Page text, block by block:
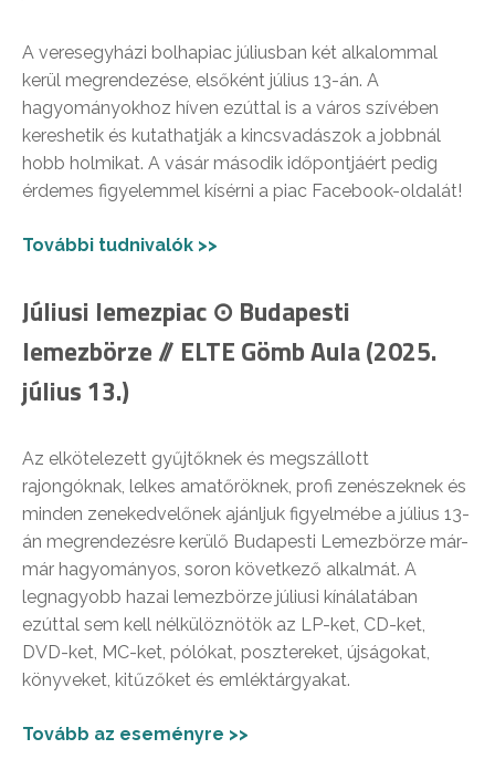
A veresegyházi bolhapiac júliusban két alkalommal
kerül megrendezése, elsőként július 13-án. A
hagyományokhoz híven ezúttal is a város szívében
kereshetik és kutathatják a kincsvadászok a jobbnál
hobb holmikat. A vásár második időpontjáért pedig
érdemes figyelemmel kísérni a piac Facebook-oldalát!
További tudnivalók >>
Júliusi lemezpiac ⊙ Budapesti
lemezbörze // ELTE Gömb Aula (2025.
július 13.)
Az elkötelezett gyűjtőknek és megszállott
rajongóknak, lelkes amatőröknek, profi zenészeknek és
minden zenekedvelőnek ajánljuk figyelmébe a július 13-
án megrendezésre kerülő Budapesti Lemezbörze már-
már hagyományos, soron következő alkalmát. A
legnagyobb hazai lemezbörze júliusi kínálatában
ezúttal sem kell nélkülöznötök az LP-ket, CD-ket,
DVD-ket, MC-ket, pólókat, posztereket, újságokat,
könyveket, kitűzőket és emléktárgyakat.
Tovább az eseményre >>